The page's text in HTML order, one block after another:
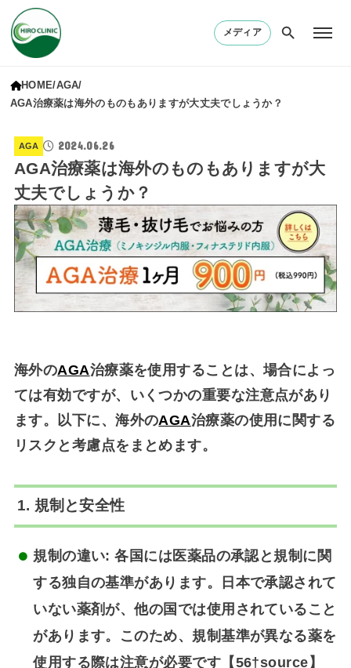
メディア
HOME AGA
AGA治療薬は海外のものもありますが大丈夫でしょうか？
AGA 2024.06.26
AGA治療薬は海外のものもありますが大
丈夫でしょうか？
海外のAGA治療薬を使用することは、場合によっ
ては有効ですが、いくつかの重要な注意点があり
ます。以下に、海外のAGA治療薬の使用に関する
リスクと考慮点をまとめます。
1. 規制と安全性
規制の違い: 各国には医薬品の承認と規制に関
する独自の基準があります。日本で承認されて
いない薬剤が、他の国では使用されていること
があります。このため、規制基準が異なる薬を
使用する際は注意が必要です【56†source】